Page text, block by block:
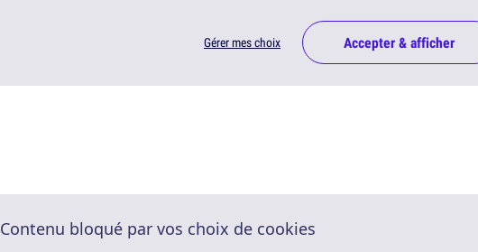
Gérer mes choix Accepter & afficher
Contenu bloqué par vos choix de cookies